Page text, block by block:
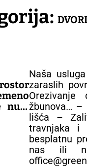
nudi
Naša
zaraslih
žbunova… –
lišća –
travnjaka i
besplatnu
nas ili